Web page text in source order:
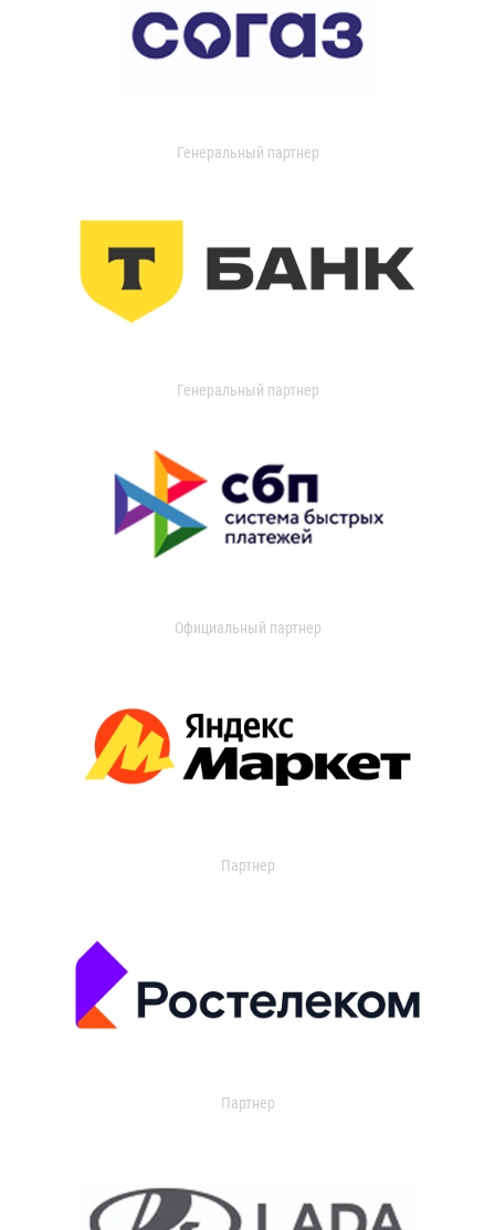
Генеральный партнер
Генеральный партнер
Официальный партнер
Партнер
Партнер